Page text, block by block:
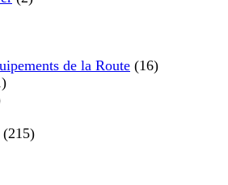
de la Route (16)
(215)